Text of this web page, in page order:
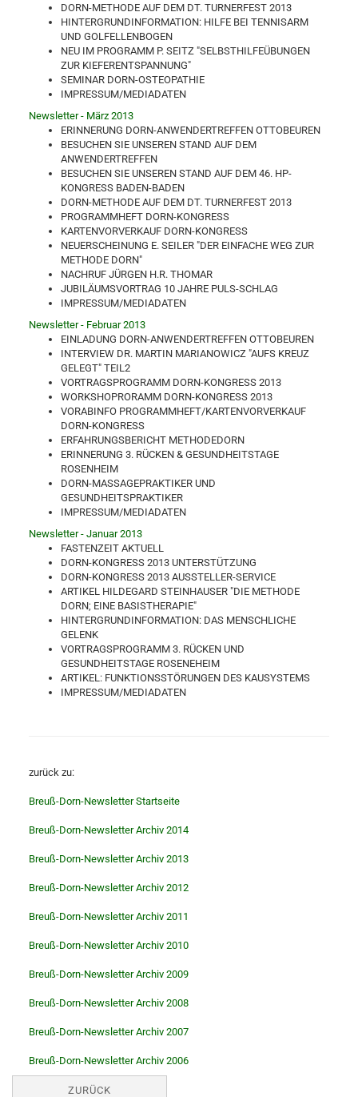
DORN-METHODE AUF DEM DT. TURNERFEST 2013
HINTERGRUNDINFORMATION: HILFE BEI TENNISARM
UND GOLFELLENBOGEN
NEU IM PROGRAMM P. SEITZ "SELBSTHILFEÜBUNGEN
ZUR KIEFERENTSPANNUNG"
SEMINAR DORN-OSTEOPATHIE
IMPRESSUM/MEDIADATEN
Newsletter - März 2013
ERINNERUNG DORN-ANWENDERTREFFEN OTTOBEUREN
BESUCHEN SIE UNSEREN STAND AUF DEM
ANWENDERTREFFEN
BESUCHEN SIE UNSEREN STAND AUF DEM 46. HP-
KONGRESS BADEN-BADEN
DORN-METHODE AUF DEM DT. TURNERFEST 2013
PROGRAMMHEFT DORN-KONGRESS
KARTENVORVERKAUF DORN-KONGRESS
NEUERSCHEINUNG E. SEILER "DER EINFACHE WEG ZUR
METHODE DORN"
NACHRUF JÜRGEN H.R. THOMAR
JUBILÄUMSVORTRAG 10 JAHRE PULS-SCHLAG
IMPRESSUM/MEDIADATEN
Newsletter - Februar 2013
EINLADUNG DORN-ANWENDERTREFFEN OTTOBEUREN
INTERVIEW DR. MARTIN MARIANOWICZ "AUFS KREUZ
GELEGT" TEIL2
VORTRAGSPROGRAMM DORN-KONGRESS 2013
WORKSHOPRORAMM DORN-KONGRESS 2013
VORABINFO PROGRAMMHEFT/KARTENVORVERKAUF
DORN-KONGRESS
ERFAHRUNGSBERICHT METHODEDORN
ERINNERUNG 3. RÜCKEN & GESUNDHEITSTAGE
ROSENHEIM
DORN-MASSAGEPRAKTIKER UND
GESUNDHEITSPRAKTIKER
IMPRESSUM/MEDIADATEN
Newsletter - Januar 2013
FASTENZEIT AKTUELL
DORN-KONGRESS 2013 UNTERSTÜTZUNG
DORN-KONGRESS 2013 AUSSTELLER-SERVICE
ARTIKEL HILDEGARD STEINHAUSER "DIE METHODE
DORN; EINE BASISTHERAPIE"
HINTERGRUNDINFORMATION: DAS MENSCHLICHE
GELENK
VORTRAGSPROGRAMM 3. RÜCKEN UND
GESUNDHEITSTAGE ROSENEHEIM
ARTIKEL: FUNKTIONSSTÖRUNGEN DES KAUSYSTEMS
IMPRESSUM/MEDIADATEN
zurück zu:
Breuß-Dorn-Newsletter Startseite
Breuß-Dorn-Newsletter Archiv 2014
Breuß-Dorn-Newsletter Archiv 2013
Breuß-Dorn-Newsletter Archiv 2012
Breuß-Dorn-Newsletter Archiv 2011
Breuß-Dorn-Newsletter Archiv 2010
Breuß-Dorn-Newsletter Archiv 2009
Breuß-Dorn-Newsletter Archiv 2008
Breuß-Dorn-Newsletter Archiv 2007
Breuß-Dorn-Newsletter Archiv 2006
ZURÜCK